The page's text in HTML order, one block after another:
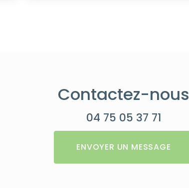
Contactez-nous
04 75 05 37 71
ENVOYER UN MESSAGE